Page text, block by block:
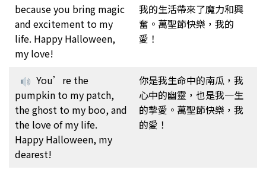
because you bring magic
and excitement to my
life. Happy Halloween,
my love!
我的生活帶來了魔力和興
奮。萬聖節快樂，我的
愛！
You’re the
pumpkin to my patch,
the ghost to my boo, and
the love of my life.
Happy Halloween, my
dearest!
你是我生命中的南瓜，我
心中的幽靈，也是我一生
的摯愛。萬聖節快樂，我
的愛！